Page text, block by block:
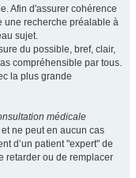
Afin d'assurer cohérence
une recherche préalable à
sujet.
du possible, bref, clair,
compréhensible par tous.
la plus grande
médicale
ne peut en aucun cas
d’un patient "expert" de
retarder ou de remplacer